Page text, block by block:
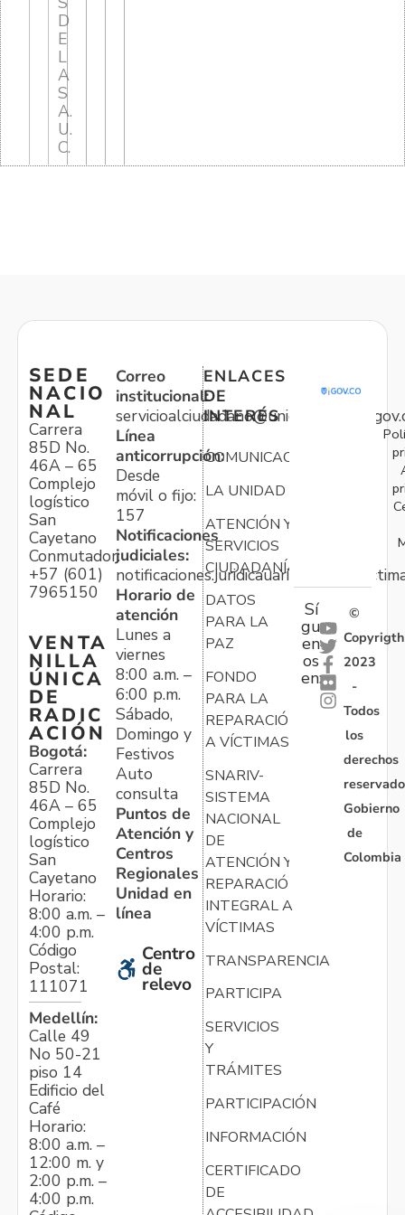
D
E
L
A
S
A.
U.
C.
SEDE
NACIO
NAL
Carrera
85D No.
46A – 65
Complejo
logístico
San
Cayetano
Conmutador:
+57 (601)
7965150
VENTA
NILLA
ÚNICA
DE
RADIC
ACIÓN
Bogotá:
Carrera
85D No.
46A – 65
Complejo
logístico
San
Cayetano
Horario:
8:00 a.m. –
4:00 p.m.
Código
Postal:
111071
Medellín:
Calle 49
No 50-21
piso 14
Edificio del
Café
Horario:
8:00 a.m. –
12:00 m. y
2:00 p.m. –
4:00 p.m.
Correo
institucional:
Línea
anticorrupción:
Desde
móvil o fijo:
157
Notificaciones
judiciales:
Horario de
atención
Lunes a
viernes
8:00 a.m. –
6:00 p.m.
Sábado,
Domingo y
Festivos
Auto
consulta
Puntos de
Atención y
Centros
Regionales
Unidad en
línea
Centro
de
relevo
ENLACES
DE
INTERÉS
COMUNICACIONES
LA UNIDAD
ATENCIÓN Y
SERVICIOS
CIUDADANÍA
DATOS
PARA LA
PAZ
FONDO
PARA LA
REPARACIÓN
A VÍCTIMAS
SNARIV-
SISTEMA
NACIONAL
DE
ATENCIÓN Y
REPARACIÓN
INTEGRAL A
VÍCTIMAS
TRANSPARENCIA
PARTICIPA
SERVICIOS
Y
TRÁMITES
PARTICIPACIÓN
INFORMACIÓN
CERTIFICADO
DE
Sí
gu
en
os
en:
©
Copyrigth
2023
-
Todos
los
derechos
Gobierno
de
Colombia